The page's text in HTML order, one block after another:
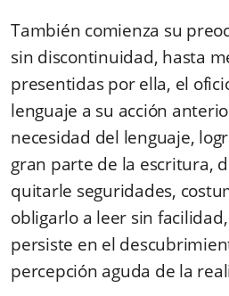
También comienza su
sin discontinuidad, hasta
presentidas por ella, el
lenguaje a su acción
necesidad del lenguaje,
gran parte de la escritura,
quitarle seguridades,
obligarlo a leer sin
persiste en el
percepción aguda de la